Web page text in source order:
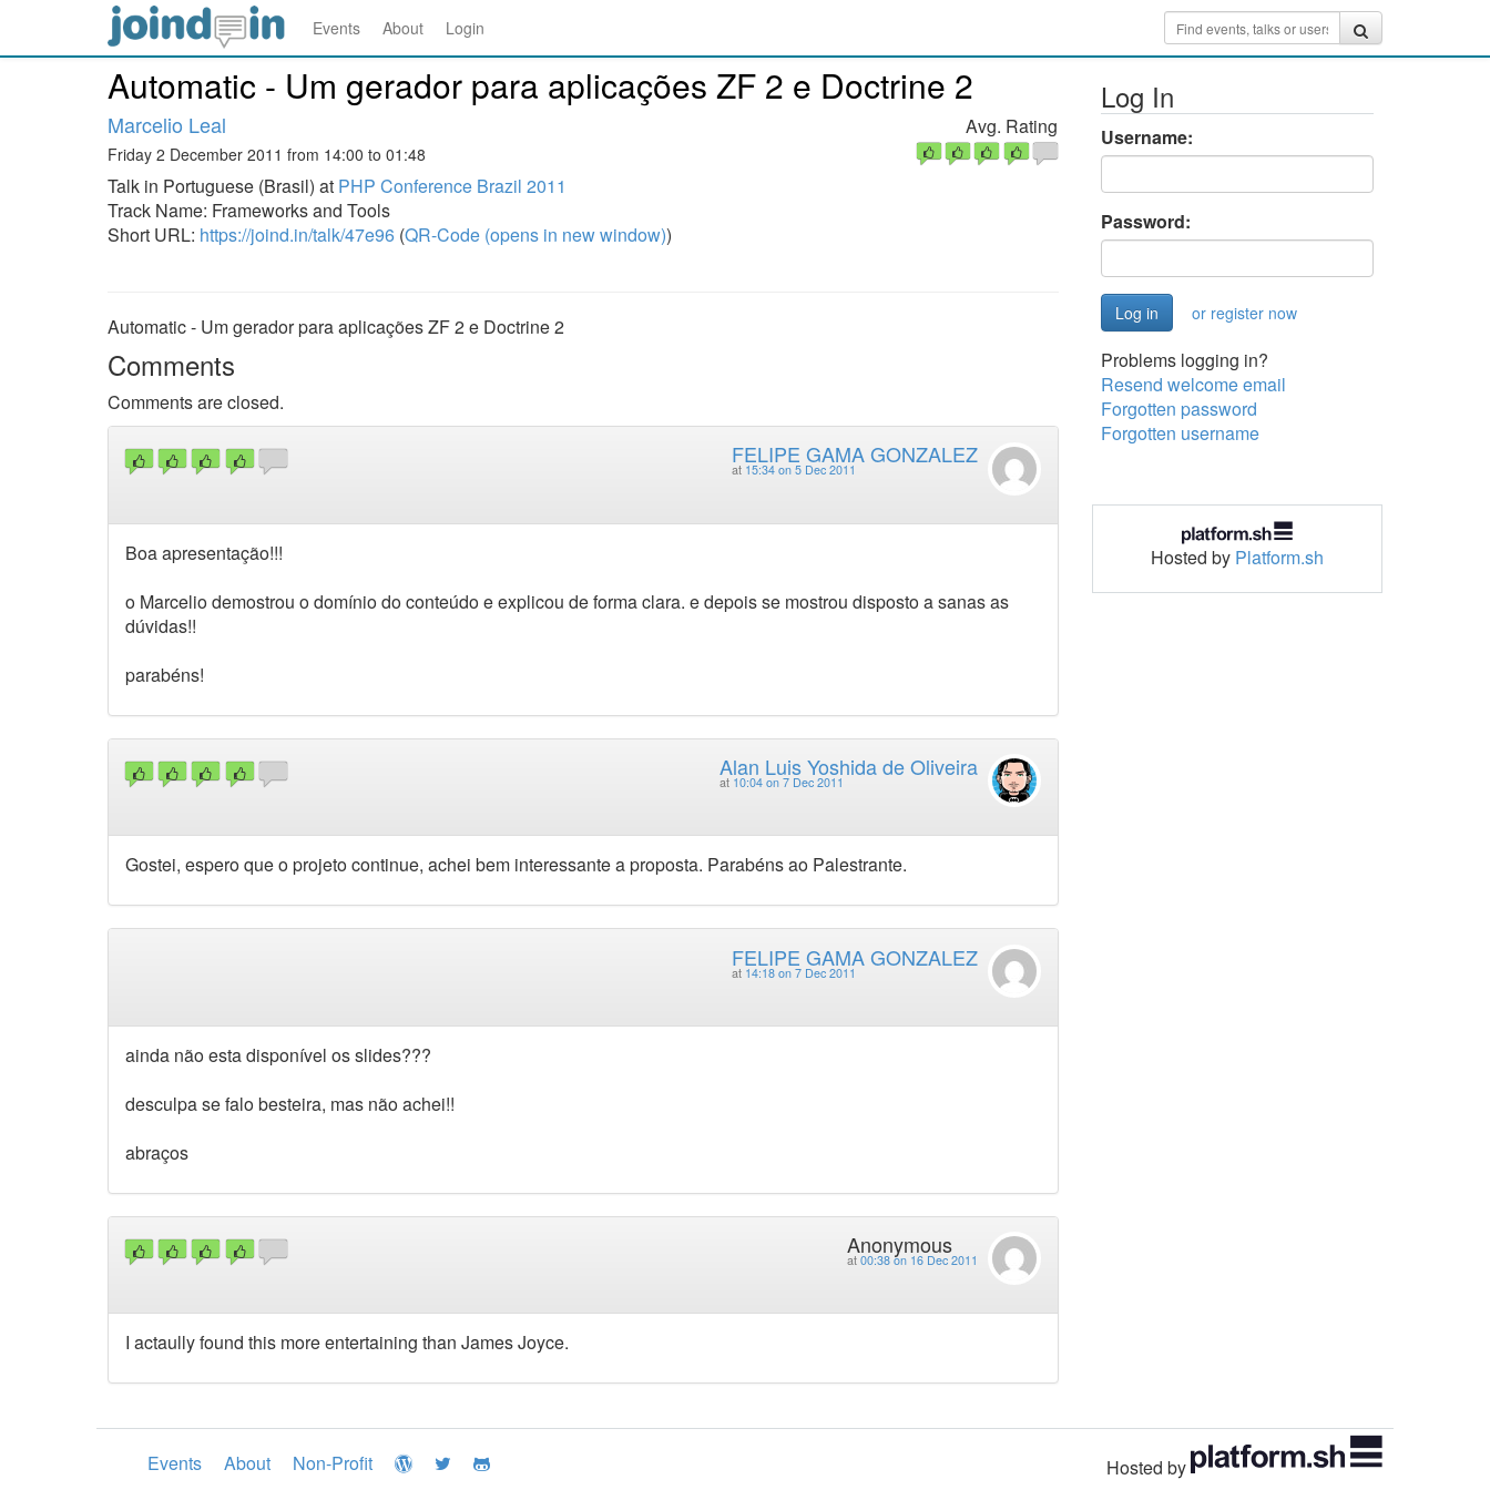
Events About Login
Automatic - Um gerador para aplicações ZF 2 e Doctrine 2
Marcelio Leal
Friday 2 December 2011 from 14:00 to 01:48
Talk in Portuguese (Brasil) at PHP Conference Brazil 2011
Track Name: Frameworks and Tools
Short URL: https://joind.in/talk/47e96 (QR-Code (opens in new window))
Avg. Rating
Automatic - Um gerador para aplicações ZF 2 e Doctrine 2
Comments
Comments are closed.
FELIPE GAMA GONZALEZ
at 15:34 on 5 Dec 2011
Boa apresentação!!!
o Marcelio demostrou o domínio do conteúdo e explicou de forma clara. e depois se mostrou disposto a sanas as
dúvidas!!
parabéns!
Alan Luis Yoshida de Oliveira
at 10:04 on 7 Dec 2011
Gostei, espero que o projeto continue, achei bem interessante a proposta. Parabéns ao Palestrante.
FELIPE GAMA GONZALEZ
at 14:18 on 7 Dec 2011
ainda não esta disponível os slides???
desculpa se falo besteira, mas não achei!!
abraços
Anonymous
at 00:38 on 16 Dec 2011
I actaully found this more entertaining than James Joyce.
Log In
Username:
Password:
or register now
Problems logging in?
Resend welcome email
Forgotten password
Forgotten username
Hosted by Platform.sh
Events About Non-Profit Hosted by